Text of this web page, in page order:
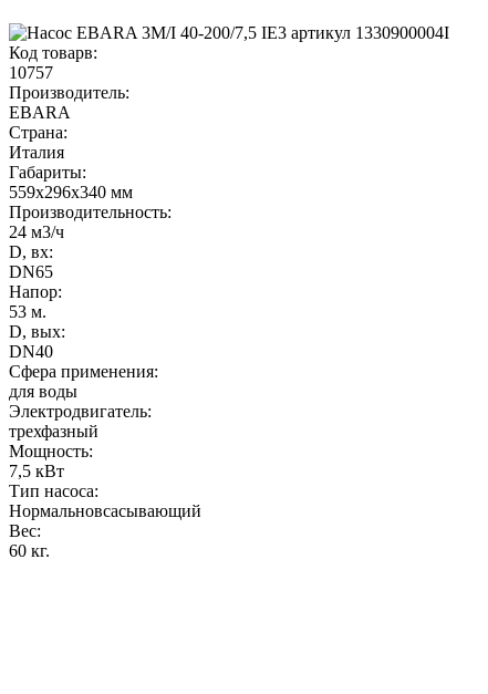
Код товарв:
10757
Производитель:
EBARA
Страна:
Италия
Габариты:
559x296x340 мм
Производительность:
24 м3/ч
D, вх:
DN65
Напор:
53 м.
D, вых:
DN40
Сфера применения:
для воды
Электродвигатель:
трехфазный
Мощность:
7,5 кВт
Тип насоса:
Нормальновсасывающий
Вес:
60 кг.